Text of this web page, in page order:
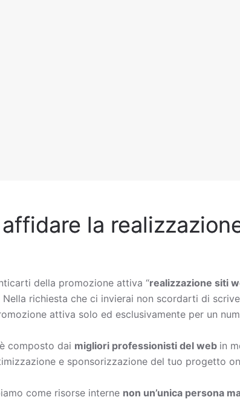
la
della promozione attiva “realizzazione siti
richiesta che ci invierai non scordarti di
attiva solo ed esclusivamente per un
composto dai migliori professionisti del web in
e sponsorizzazione del tuo progetto
come risorse interne non un’unica persona